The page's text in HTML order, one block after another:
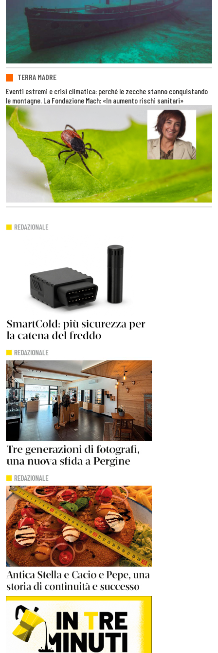
TERRA MADRE
Eventi estremi e crisi climatica: perché le zecche stanno conquistando
le montagne. La Fondazione Mach: «In aumento rischi sanitari»